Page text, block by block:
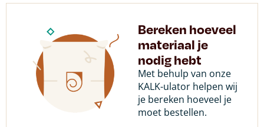
Bereken hoeveel
materiaal je
nodig hebt
Met behulp van onze
KALK-ulator helpen wij
je bereken hoeveel je
moet bestellen.